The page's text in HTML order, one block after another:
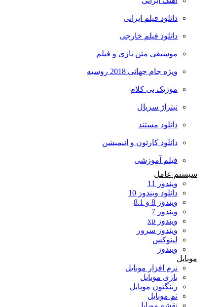
دانلود فیلم ایرانی
دانلود فیلم خارجی
موسیقی متن بازی و فیلم
ویژه جام جهانی 2018 روسیه
موزیک بی کلام
تیتراژ سریال
دانلود مستند
دانلود کارتون و انیمیشن
فیلم آموزشی
سیستم عامل
ویندوز 11
دانلود ویندوز 10
ویندوز 8 و 8.1
ویندوز 7
ویندوز xp
ویندوز سرور
لینوکس
ویندوز
موبایل
نرم افزار موبایل
بازی موبایل
رینگتون موبایل
تم موبایل
نقشه موبایل